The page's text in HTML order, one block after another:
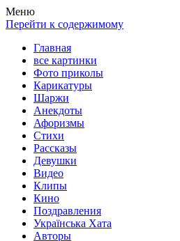
Весела хата — прикольные
клипы!
Покажем всем ваши фото приколы,
рассказы, видео и песни!
Меню
Перейти к содержимому
Главная
все картинки
Фото приколы
Карикатуры
Шаржи
Анекдоты
Афоризмы
Стихи
Рассказы
Девушки
Видео
Клипы
Кино
Поздравления
Українська Хата
Авторы